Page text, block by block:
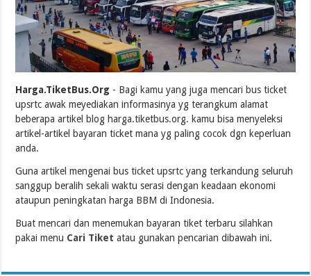
Harga.TiketBus.Org - Bagi kamu yang juga mencari bus ticket
upsrtc awak meyediakan informasinya yg terangkum alamat
beberapa artikel blog harga.tiketbus.org. kamu bisa menyeleksi
artikel-artikel bayaran ticket mana yg paling cocok dgn keperluan
anda.
Guna artikel mengenai bus ticket upsrtc yang terkandung seluruh
sanggup beralih sekali waktu serasi dengan keadaan ekonomi
ataupun peningkatan harga BBM di Indonesia.
Buat mencari dan menemukan bayaran tiket terbaru silahkan
pakai menu Cari Tiket atau gunakan pencarian dibawah ini.